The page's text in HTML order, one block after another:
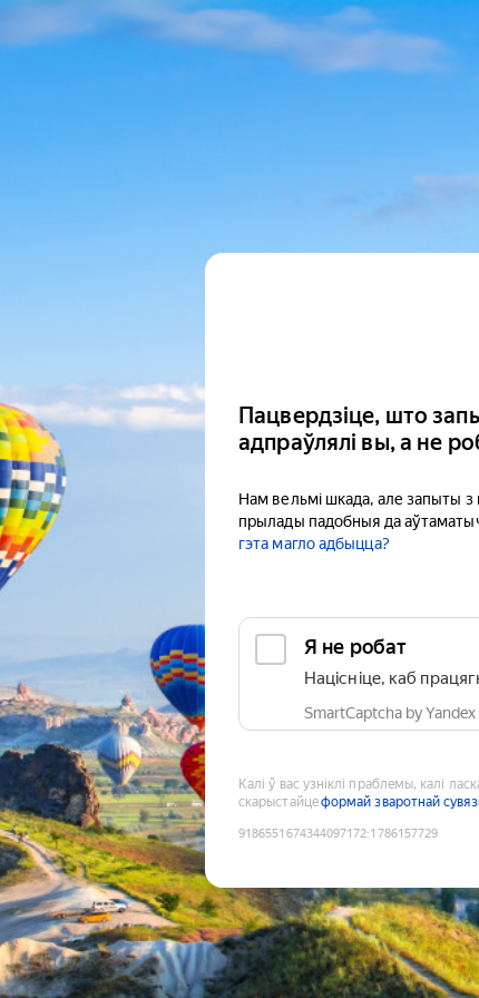
Пацвердзіце, што
адпраўлялі вы, а не
Нам вельмі шкада, але запыты з
прылады падобныя да
гэта магло адбыцца?
Я не робат
Націсніце, каб
SmartCaptcha by
Калі ў вас узніклі праблемы, калі
скарыстайцеформай зваротнай сувязі
9186551674344097172:1786157729